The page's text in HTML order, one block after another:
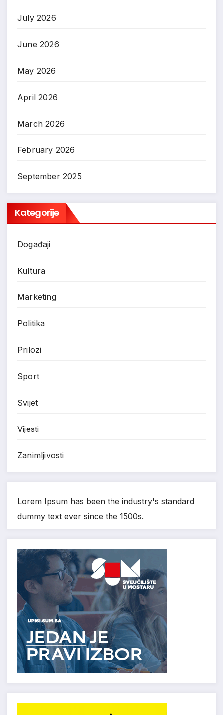
July 2026
June 2026
May 2026
April 2026
March 2026
February 2026
September 2025
Kategorije
Događaji
Kultura
Marketing
Politika
Prilozi
Sport
Svijet
Vijesti
Zanimljivosti
Lorem Ipsum has been the industry's standard
dummy text ever since the 1500s.